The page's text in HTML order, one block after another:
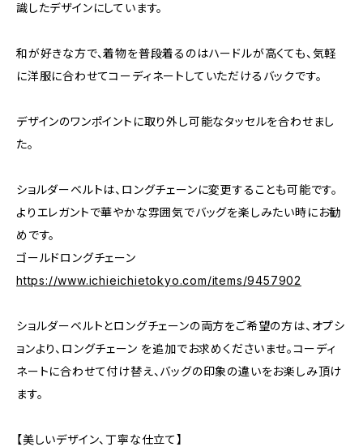
識したデザインにしています。
和が好きな方で、着物を普段着るのはハードルが高くても、気軽
に洋服に合わせてコーディネートしていただけるバックです。
デザインのワンポイントに取り外し可能なタッセルを合わせまし
た。
ショルダーベルトは、ロングチェーンに変更することも可能です。
よりエレガントで華やかな雰囲気でバッグを楽しみたい時にお勧
めです。
ゴールドロングチェーン
https://www.ichieichietokyo.com/items/9457902
ショルダーベルトとロングチェーンの両方をご希望の方は、オプシ
ョンより、ロングチェーン を追加でお求めくださいませ。コーディ
ネートに合わせて付け替え、バッグの印象の違いをお楽しみ頂け
ます。
【美しいデザイン、丁寧な仕立て】